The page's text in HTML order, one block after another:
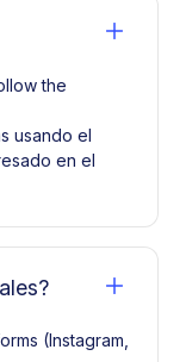
the
usando el
en el
(Instagram,